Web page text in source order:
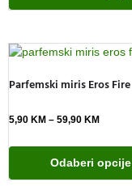
Parfemski miris Eros Fire
5,90 KM – 59,90 KM
Odaberi opcije